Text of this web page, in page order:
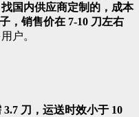
国内供应商定制的，成本
，销售价在 7-10 刀左右
户。
3.7 刀，运送时效小于 10